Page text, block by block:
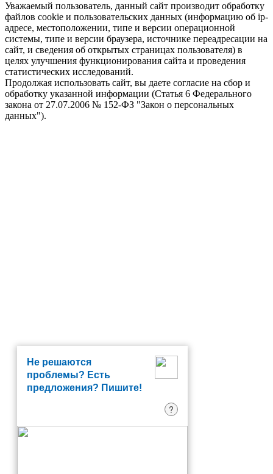
Уважаемый пользователь, данный сайт производит обработку
файлов cookie и пользовательских данных (информацию об ip-
адресе, местоположении, типе и версии операционной
системы, типе и версии браузера, источнике переадресации на
сайт, и сведения об открытых страницах пользователя) в
целях улучшения функционирования сайта и проведения
статистических исследований.
Продолжая использовать сайт, вы даете согласие на сбор и
обработку указанной информации (Статья 6 Федерального
закона от 27.07.2006 № 152-ФЗ "Закон о персональных
данных").
Не решаются
проблемы? Есть
предложения? Пишите!
?